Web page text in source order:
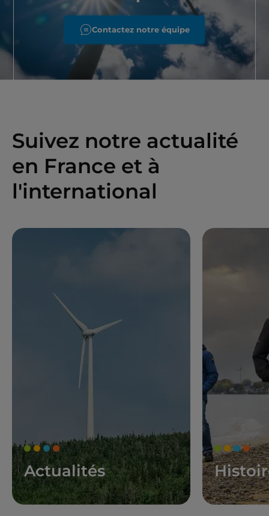
Contactez notre équipe
Suivez notre actualité
en France et à
l'international
Actualités